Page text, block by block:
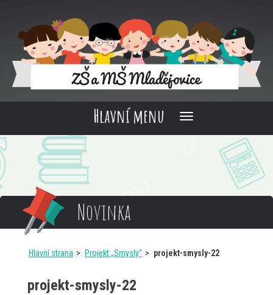
Hlavní menu
Novinka
Hlavní strana Projekt „Smysly“ projekt-smysly-22
projekt-smysly-22